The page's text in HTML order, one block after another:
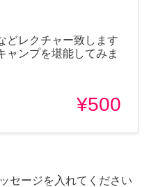
どレクチャー致します
ャンプを堪能してみま
¥500
セージを入れてください